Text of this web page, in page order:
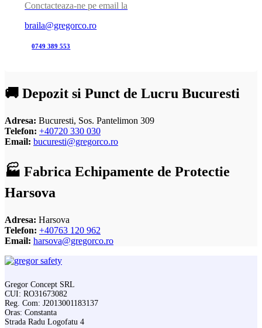
Conctacteaza-ne pe email la
braila@gregorco.ro
0749 389 553
🚚 Depozit si Punct de Lucru Bucuresti
Adresa: Bucuresti, Sos. Pantelimon 309
Telefon: +40720 330 030
Email: bucuresti@gregorco.ro
🏭 Fabrica Echipamente de Protectie
Harsova
Adresa: Harsova
Telefon: +40763 120 962
Email: harsova@gregorco.ro
Gregor Concept SRL
CUI: RO31673082
Reg. Com: J2013001183137
Oras: Constanta
Strada Radu Logofatu 4